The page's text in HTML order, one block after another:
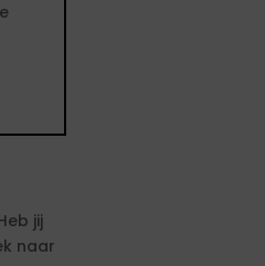
jij
naar